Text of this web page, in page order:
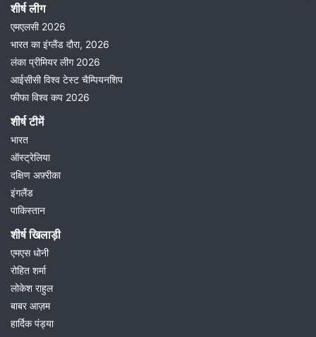
शीर्ष लीग
एमएलसी 2026
भारत का इंग्लैंड दौरा, 2026
लंका प्रीमियर लीग 2026
आईसीसी विश्व टेस्ट चैम्पियनशिप
फीफा विश्व कप 2026
शीर्ष टीमें
भारत
ऑस्ट्रेलिया
दक्षिण अफ़्रीका
इंगलैंड
पाकिस्तान
शीर्ष खिलाड़ी
एमएस धोनी
रोहित शर्मा
लोकेश राहुल
बाबर आज़म
हार्दिक पंड्या